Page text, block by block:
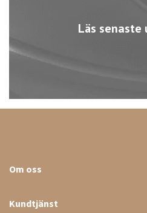
Läs senaste
Om oss
Kundtjänst